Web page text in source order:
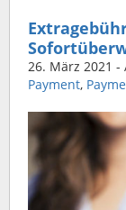
26. März 2021 -
Payment,